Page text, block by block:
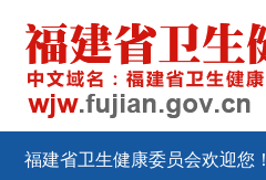
福建省卫生健康委员会欢迎您！